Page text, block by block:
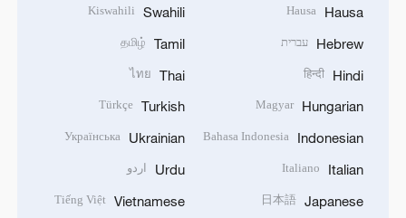
Hausa
Hausa
Hebrew עברית
Hindi
हिन्दी
Hungarian
Magyar
Indonesian
Bahasa Indonesia
Italian
Italiano
Japanese
日本語
Swahili
Kiswahili
Tamil
தமிழ்
Thai
ไทย
Turkish
Türkçe
Ukrainian
Українська
Urdu اردو
Vietnamese
Tiếng Việt